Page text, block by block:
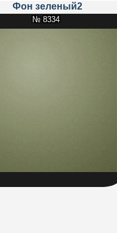
Фон зеленый2
№ 8334